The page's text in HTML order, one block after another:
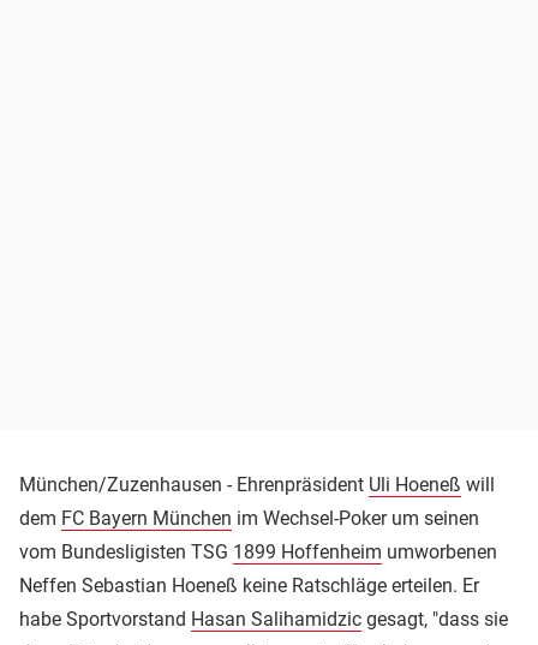
München/Zuzenhausen - Ehrenpräsident Uli Hoeneß will
dem FC Bayern München im Wechsel-Poker um seinen
vom Bundesligisten TSG 1899 Hoffenheim umworbenen
Neffen Sebastian Hoeneß keine Ratschläge erteilen. Er
habe Sportvorstand Hasan Salihamidzic gesagt, "dass sie